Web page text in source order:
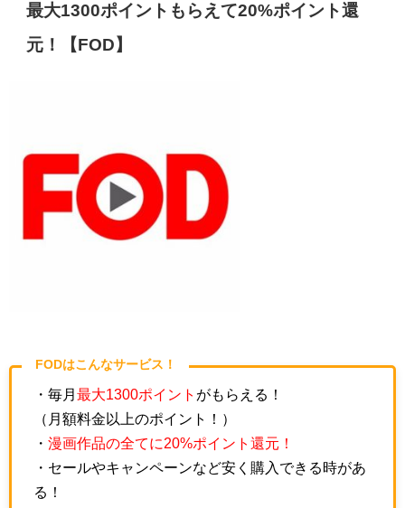
最大1300ポイントもらえて20%ポイント還
元！【FOD】
FODはこんなサービス！
・毎月 最大1300ポイント がもらえる！
（月額料金以上のポイント！）
・ 漫画作品の全てに20%ポイント還元！
・セールやキャンペーンなど安く購入できる時があ
る！